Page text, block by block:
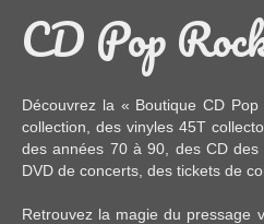
CD Pop
Découvrez la « Boutique CD
collection, des vinyles 45T
des années 70 à 90, des CDdes
DVD de concerts, des tickets de
Retrouvez la magie du pressage